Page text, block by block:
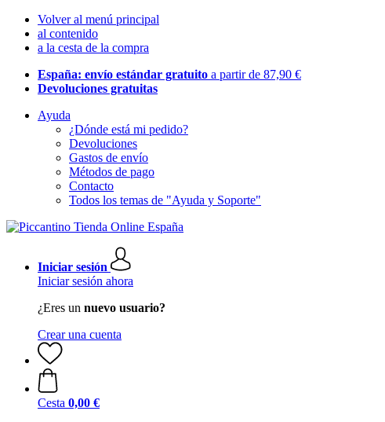
Volver al menú principal
al contenido
a la cesta de la compra
España: envío estándar gratuito a partir de 87,90 €
Devoluciones gratuitas
Ayuda
¿Dónde está mi pedido?
Devoluciones
Gastos de envío
Métodos de pago
Contacto
Todos los temas de "Ayuda y Soporte"
Iniciar sesión
Iniciar sesión ahora
¿Eres un nuevo usuario?
Crear una cuenta
Cesta 0,00 €